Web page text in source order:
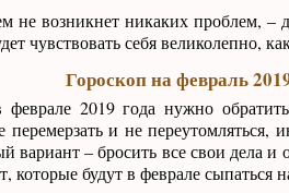
не возникнет никаких проблем,
чувствовать себя великолепно,
Гороскоп на февраль
феврале 2019 года нужно
перемерзать и не
вариант – бросить все свои дела и
которые будут в феврале сыпаться